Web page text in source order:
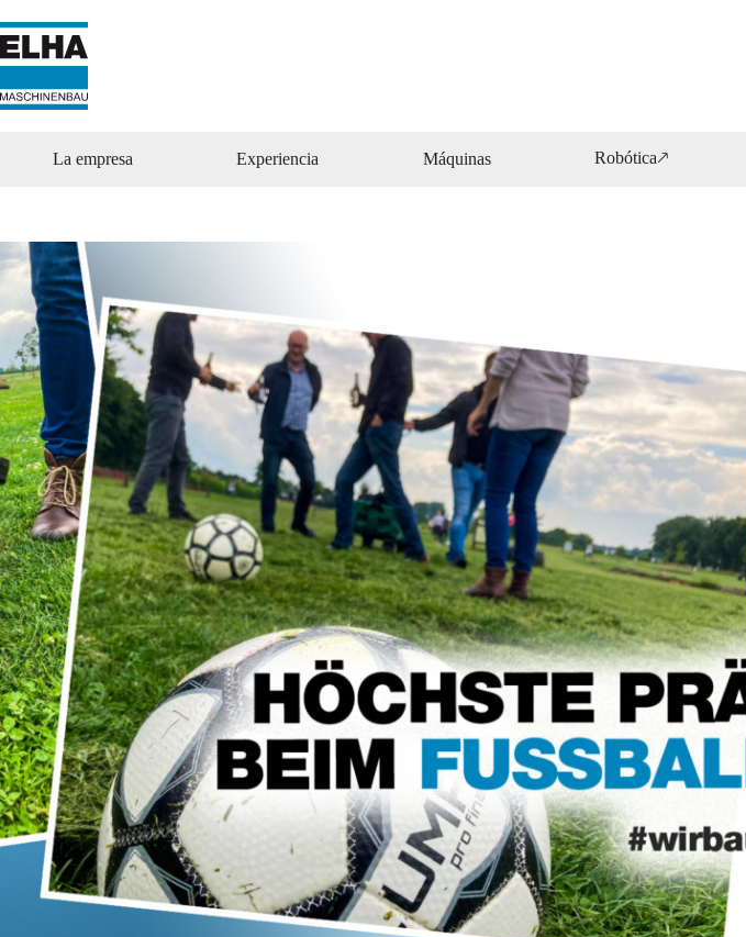
al
contenido
La empresa Experiencia Máquinas Robótica🡕